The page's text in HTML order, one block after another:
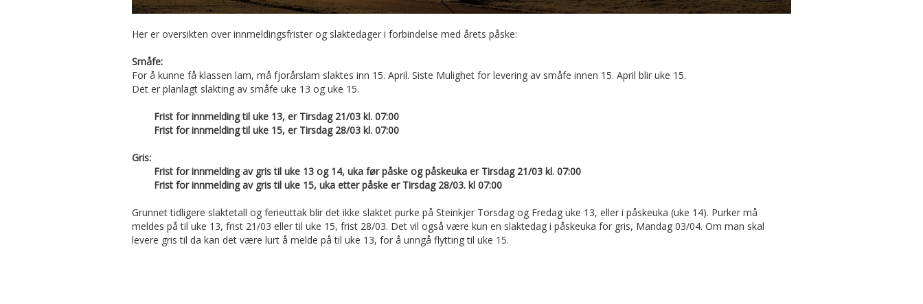
Her er oversikten over innmeldingsfrister og slaktedager i forbindelse med årets påske:
Småfe:
For å kunne få klassen lam, må fjorårslam slaktes inn 15. April. Siste Mulighet for levering av småfe innen 15. April blir uke 15.
Det er planlagt slakting av småfe uke 13 og uke 15.
Frist for innmelding til uke 13, er Tirsdag 21/03 kl. 07:00
Frist for innmelding til uke 15, er Tirsdag 28/03 kl. 07:00
Gris:
Frist for innmelding av gris til uke 13 og 14, uka før påske og påskeuka er Tirsdag 21/03 kl. 07:00
Frist for innmelding av gris til uke 15, uka etter påske er Tirsdag 28/03. kl 07:00
Grunnet tidligere slaktetall og ferieuttak blir det ikke slaktet purke på Steinkjer Torsdag og Fredag uke 13, eller i påskeuka (uke 14). Purker må
meldes på til uke 13, frist 21/03 eller til uke 15, frist 28/03. Det vil også være kun en slaktedag i påskeuka for gris, Mandag 03/04. Om man skal
levere gris til da kan det være lurt å melde på til uke 13, for å unngå flytting til uke 15.